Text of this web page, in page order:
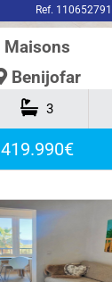
Ref. 110652791
Maisons
Benijofar
3
419.990€